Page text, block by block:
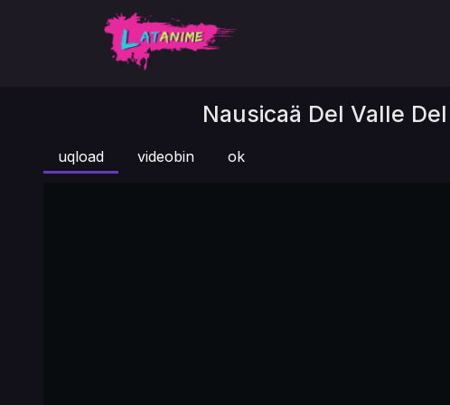
Nausicaä Del Valle
uqload videobin ok